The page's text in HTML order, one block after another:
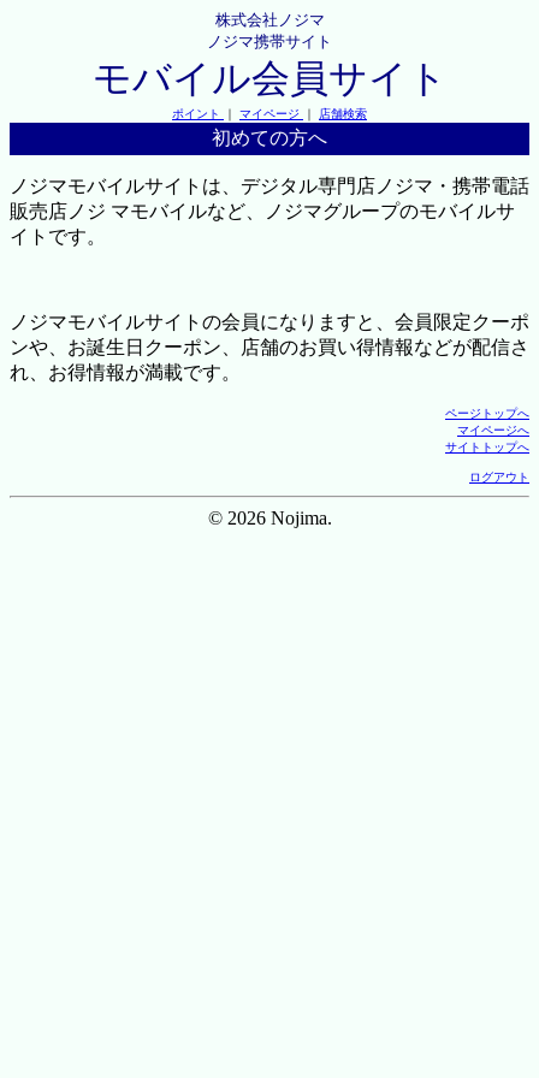
株式会社ノジマ
ノジマ携帯サイト
モバイル会員サイト
ポイント ｜ マイページ ｜ 店舗検索
初めての方へ
ノジマモバイルサイトは、デジタル専門店ノジマ・携帯電話
販売店ノジ マモバイルなど、ノジマグループのモバイルサ
イトです。
ノジマモバイルサイトの会員になりますと、会員限定クーポ
ンや、お誕生日クーポン、店舗のお買い得情報などが配信さ
れ、お得情報が満載です。
ページトップへ
マイページへ
サイトトップへ
ログアウト
© 2026 Nojima.